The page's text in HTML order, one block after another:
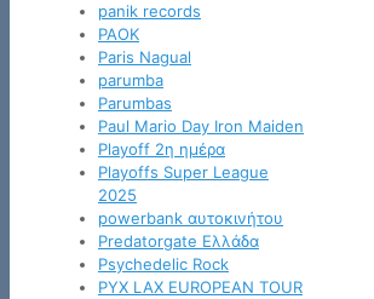
panik records
PAOK
Paris Nagual
parumba
Parumbas
Paul Mario Day Iron Maiden
Playoff 2η ημέρα
Playoffs Super League
2025
powerbank αυτοκινήτου
Predatorgate Ελλάδα
Psychedelic Rock
PYX LAX EUROPEAN TOUR